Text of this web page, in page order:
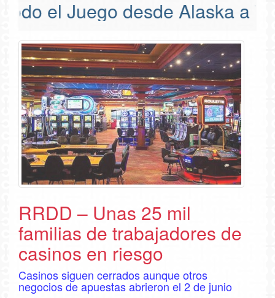
el Juego desde Alaska a
RRDD – Unas 25 mil
familias de trabajadores de
casinos en riesgo
Casinos siguen cerrados aunque otros
negocios de apuestas abrieron el 2 de junio